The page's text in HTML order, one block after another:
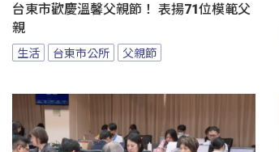
台東市歡慶溫馨父親節！ 表揚71位模範父
親
生活 台東市公所 父親節